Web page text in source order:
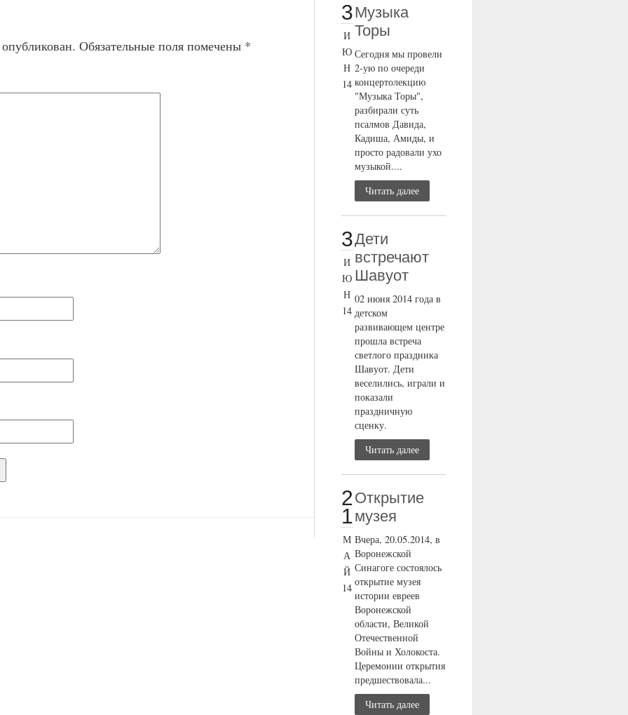
Обязательные поля помечены *
3
И
Ю
Н
14
Музыка
Торы
Сегодня мы провели
2-ую по очереди
концертолекцию
"Музыка Торы",
разбирали суть
псалмов Давида,
Кадиша, Амиды, и
просто радовали ухо
музыкой....
Читать далее
3
И
Ю
Н
14
Дети
встречают
Шавуот
02 июня 2014 года в
детском
развивающем центре
прошла встреча
светлого праздника
Шавуот. Дети
веселились, играли и
показали
праздничную
сценку.
Читать далее
2
1
М
А
Й
14
Открытие
музея
Вчера, 20.05.2014, в
Воронежской
Синагоге состоялось
открытие музея
истории евреев
Воронежской
области, Великой
Отечественной
Войны и Холокоста.
Церемонии открытия
предшествовала...
Читать далее